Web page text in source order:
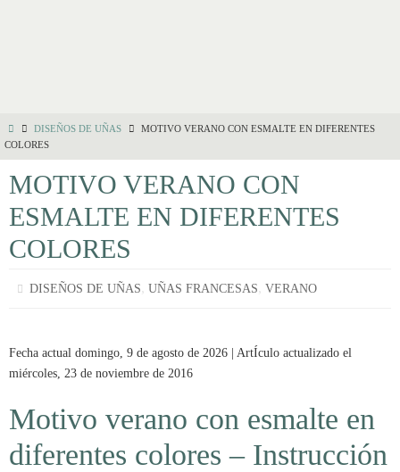
DISEÑOS DE UÑAS
MOTIVO VERANO CON ESMALTE EN DIFERENTES
COLORES
MOTIVO VERANO CON
ESMALTE EN DIFERENTES
COLORES
DISEÑOS DE UÑAS,UÑAS FRANCESAS,VERANO
Fecha actual domingo, 9 de agosto de 2026 | ArtÍculo actualizado el
miércoles, 23 de noviembre de 2016
Motivo verano con esmalte en
diferentes colores – Instrucción